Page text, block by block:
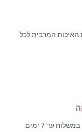
המרבית לכל
אנו מקבלים החזרות עבור מוצרים שנרכשו במשלוח עד 7 ימים